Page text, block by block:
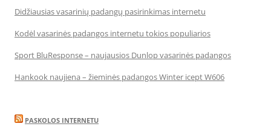
Didžiausias vasarinių padangų pasirinkimas internetu
Kodėl vasarinės padangos internetu tokios populiarios
Sport BluResponse – naujausios Dunlop vasarinės padangos
Hankook naujiena – žieminės padangos Winter icept W606
PASKOLOS INTERNETU